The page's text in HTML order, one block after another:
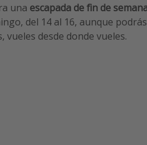
una escapada de fin de
del 14 al 16, aunque
vueles desde donde vueles.